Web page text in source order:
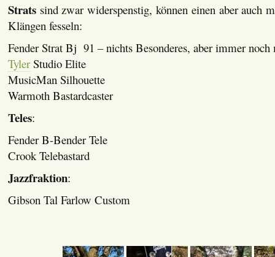
Stratssind zwar widerspenstig, können einen aber auch
Klängen fesseln:
Fender Strat Bj 91 – nichts Besonderes, aber immer noch
TylerStudio Elite
MusicMan Silhouette
Warmoth Bastardcaster
Teles:
Fender B-Bender Tele
Crook Telebastard
Jazzfraktion:
Gibson Tal Farlow Custom